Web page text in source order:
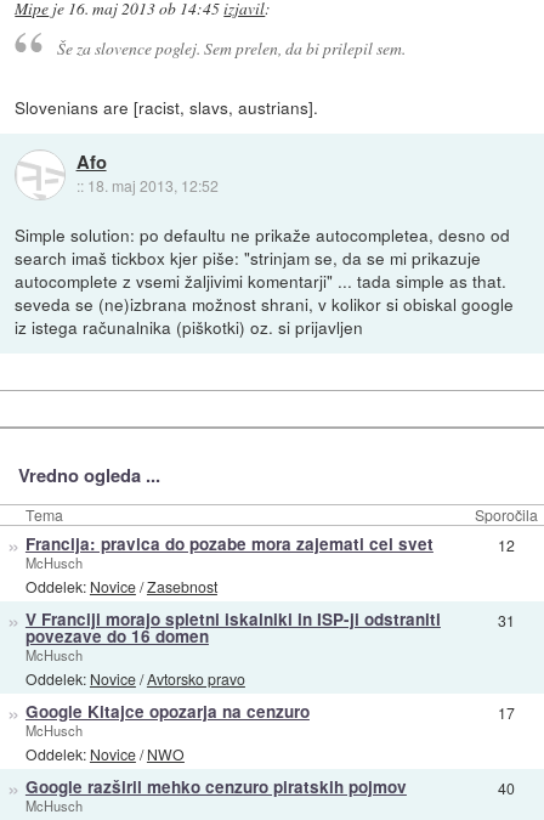
Mipe je 16. maj 2013 ob 14:45izjavil:
Še za slovence poglej. Sem prelen, da bi prilepil sem.
Slovenians are [racist, slavs, austrians].
Afo
:: 18. maj 2013, 12:52
Simple solution: po defaultu ne prikaže autocompletea, desno od
search imaš tickbox kjer piše: "strinjam se, da se mi prikazuje
autocomplete z vsemi žaljivimi komentarji" ... tada simple as that.
seveda se (ne)izbrana možnost shrani, v kolikor si obiskal google
iz istega računalnika (piškotki) oz. si prijavljen
Vredno ogleda ...
Tema Sporočila
» Francija: pravica do pozabe mora zajemati cel svet
McHusch
Oddelek: Novice/Zasebnost
12
» V Franciji morajo spletni iskalniki in ISP-ji odstraniti
povezave do 16 domen
McHusch
Oddelek: Novice/Avtorsko pravo
31
» Google Kitajce opozarja na cenzuro
McHusch
Oddelek: Novice/NWO
17
» Google razširil mehko cenzuro piratskih pojmov
McHusch
40